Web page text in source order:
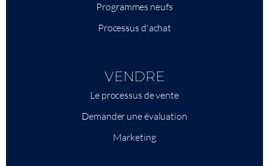
Programmes neufs
Processus d'achat
VENDRE
Le processus de vente
Demander une évaluation
Marketing